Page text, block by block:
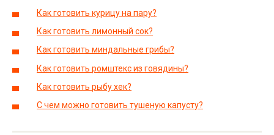
Как готовить курицу на пару?
Как готовить лимонный сок?
Как готовить миндальные грибы?
Как готовить ромштекс из говядины?
Как готовить рыбу хек?
С чем можно готовить тушеную капусту?